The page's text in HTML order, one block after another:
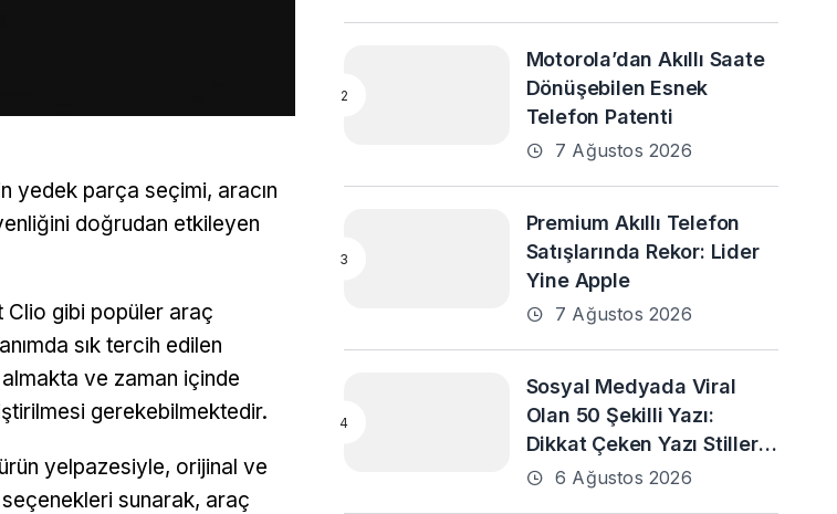
yedek parça seçimi, aracın
doğrudan etkileyen
Clio gibi popüler araç
sık tercih edilen
ve zaman içinde
gerekebilmektedir.
yelpazesiyle, orijinal ve
sunarak, araç
Motorola’dan Akıllı Saate
Dönüşebilen Esnek
Telefon Patenti
7 Ağustos 2026
Premium Akıllı Telefon
Satışlarında Rekor: Lider
Yine Apple
7 Ağustos 2026
Sosyal Medyada Viral
Olan 50 Şekilli Yazı:
Dikkat Çeken Yazı Stilleri
ve En Popüler Örnekler
6 Ağustos 2026